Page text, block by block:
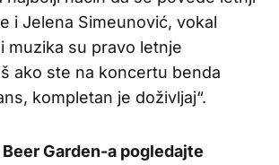
i Jelena Simeunović, vokal
muzika su pravo letnje
ako ste na koncertu benda
kompletan je doživljaj“.
Garden-a pogledajte